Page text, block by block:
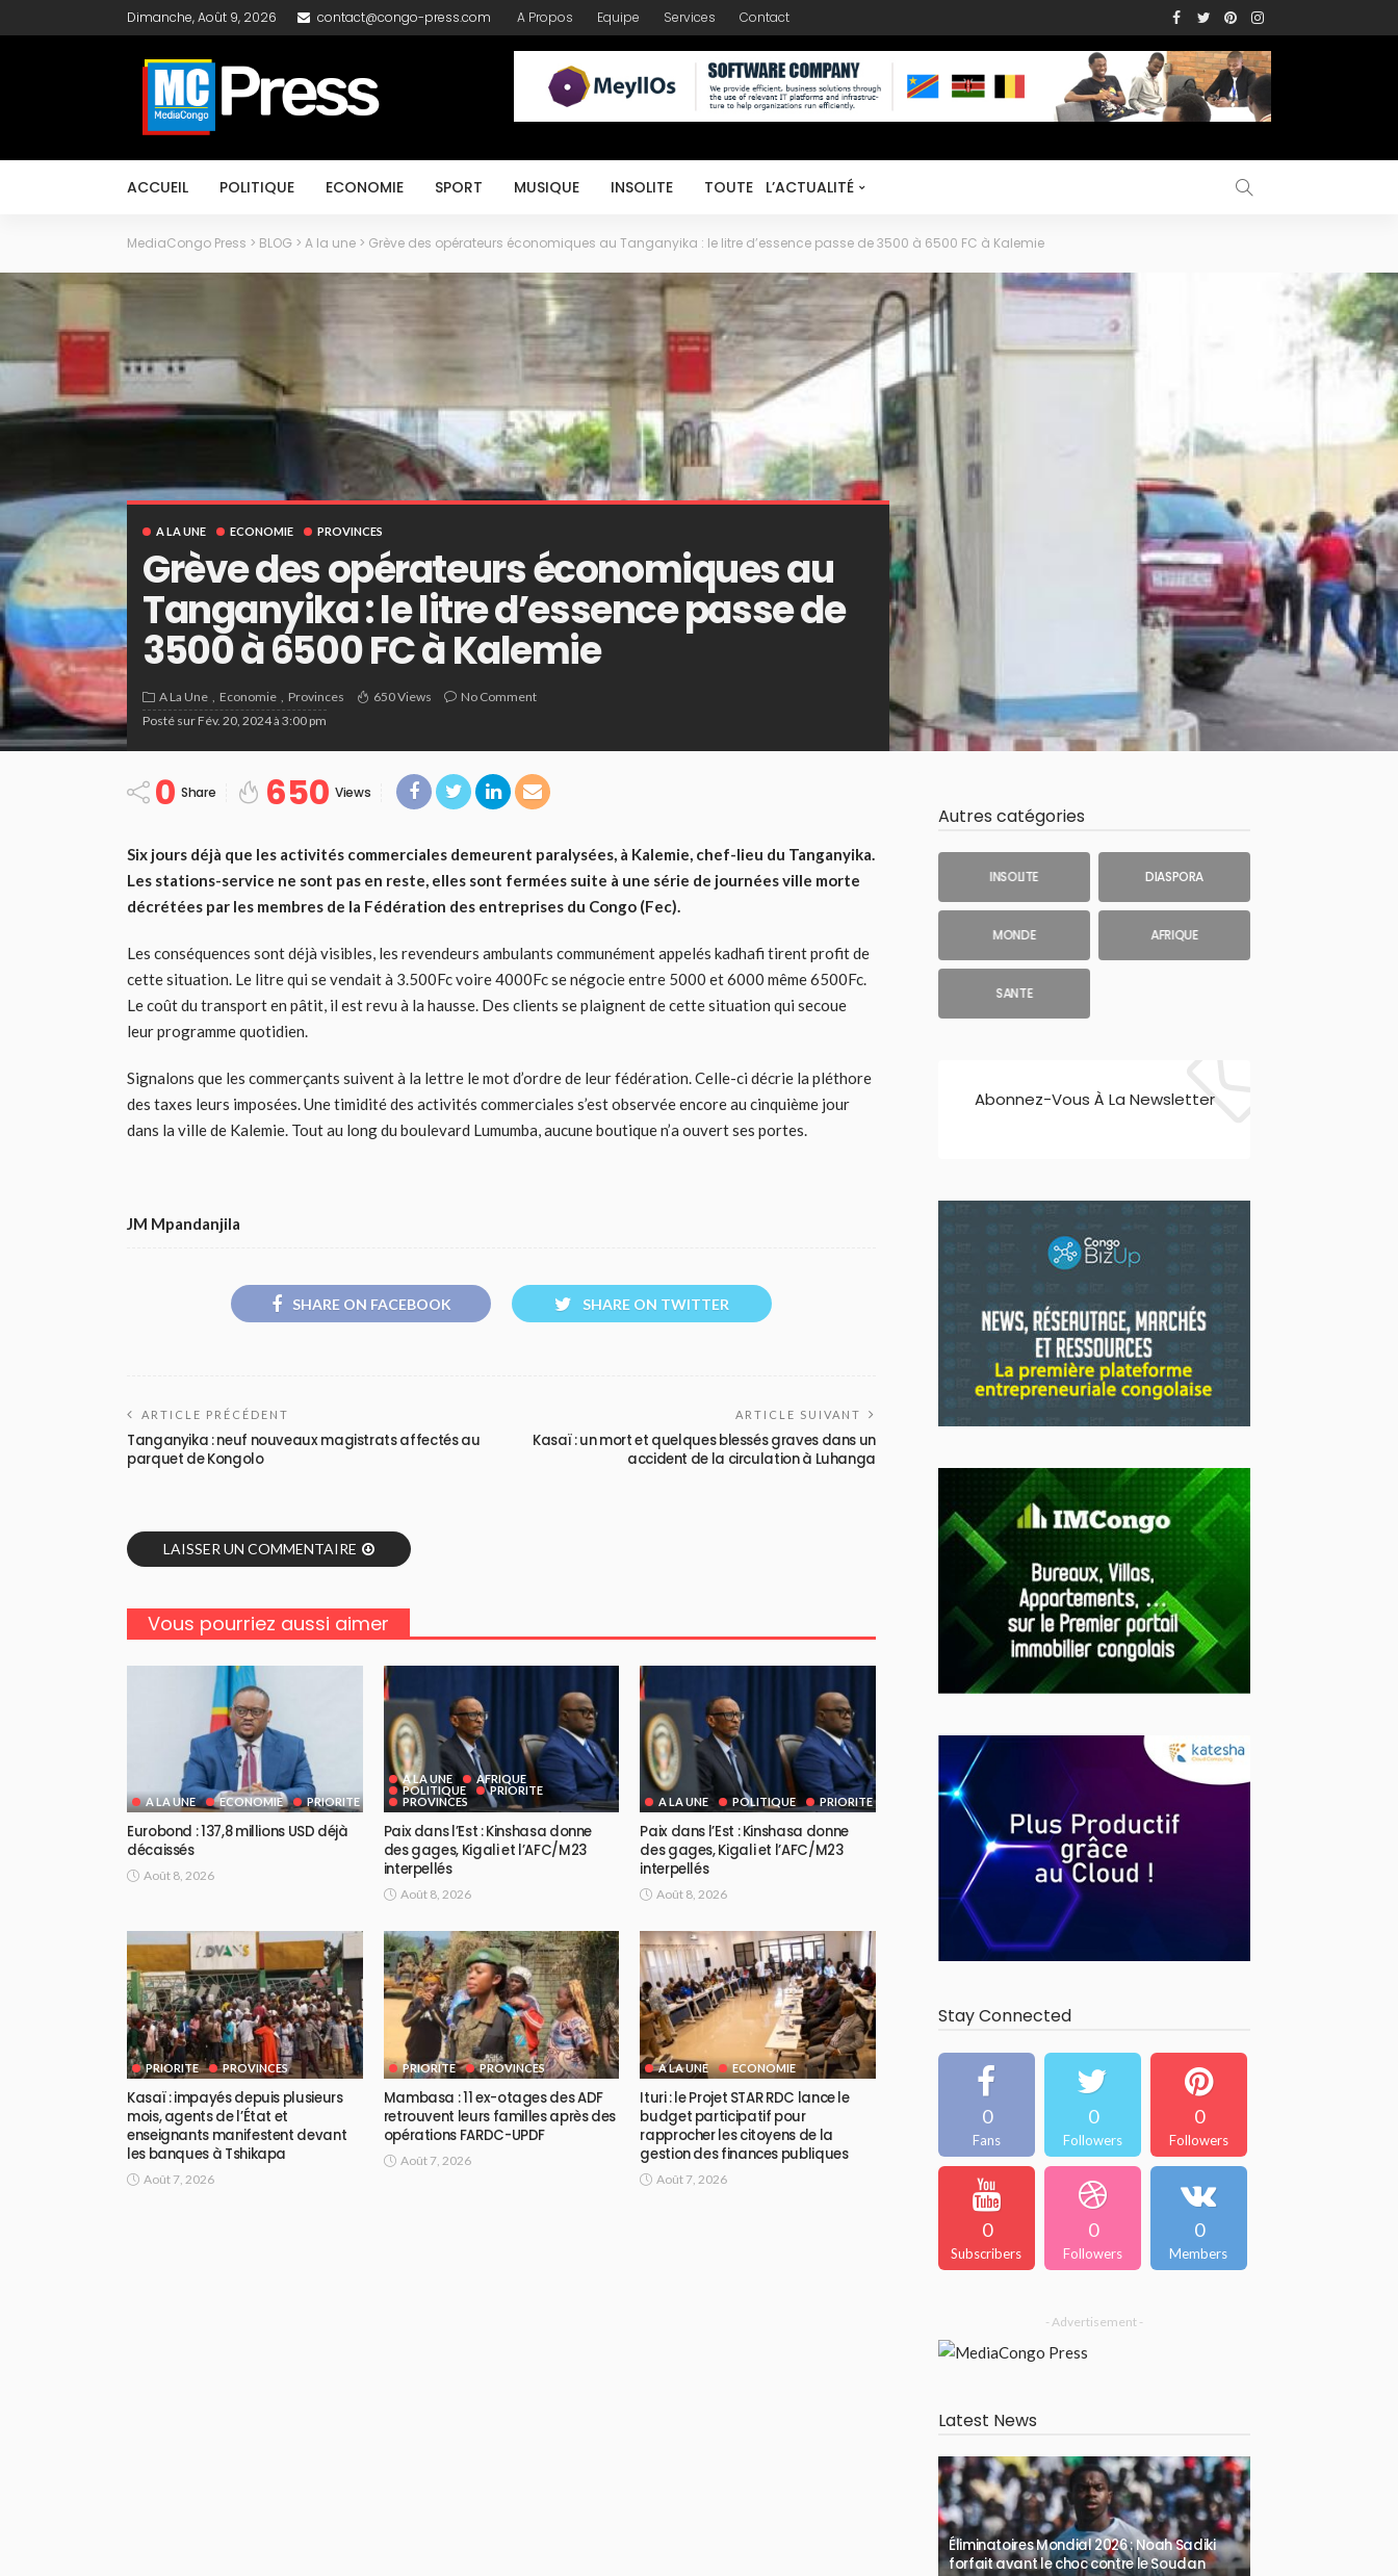
Dimanche, Août 9, 2026 contact@congo-press.com A Propos Equipe Services Contact
ACCUEIL POLITIQUE ECONOMIE SPORT MUSIQUE INSOLITE TOUTE L’ACTUALITÉ
MediaCongo Press > BLOG > A la une > Grève des opérateurs économiques au Tanganyika : le litre d’essence passe de 3500 à 6500 FC à Kalemie
A LA UNE ECONOMIE PROVINCES
Grève des opérateurs économiques au
Tanganyika : le litre d’essence passe de
3500 à 6500 FC à Kalemie
A La Une Economie Provinces 650 Views
No Comment
Posté sur Fév. 20, 2024 à 3:00 pm
0 Share 650 Views
Six jours déjà que les activités commerciales demeurent paralysées, à Kalemie, chef-lieu du Tanganyika.
Les stations-service ne sont pas en reste, elles sont fermées suite à une série de journées ville morte
décrétées par les membres de la Fédération des entreprises du Congo (Fec).
Les conséquences sont déjà visibles, les revendeurs ambulants communément appelés kadhafi tirent profit de
cette situation. Le litre qui se vendait à 3.500Fc voire 4000Fc se négocie entre 5000 et 6000 même 6500Fc.
Le coût du transport en pâtit, il est revu à la hausse. Des clients se plaignent de cette situation qui secoue
leur programme quotidien.
Signalons que les commerçants suivent à la lettre le mot d’ordre de leur fédération. Celle-ci décrie la pléthore
des taxes leurs imposées. Une timidité des activités commerciales s’est observée encore au cinquième jour
dans la ville de Kalemie. Tout au long du boulevard Lumumba, aucune boutique n’a ouvert ses portes.
JM Mpandanjila
SHARE ON FACEBOOK SHARE ON TWITTER
ARTICLE PRÉCÉDENT
Tanganyika : neuf nouveaux magistrats affectés au
parquet de Kongolo
ARTICLE SUIVANT
Kasaï : un mort et quelques blessés graves dans un
accident de la circulation à Luhanga
LAISSER UN COMMENTAIRE
Vous pourriez aussi aimer
A LA UNE ECONOMIE PRIORITE
Eurobond : 137,8 millions USD déjà
décaissés
Août 8, 2026
A LA UNE
AFRIQUE
POLITIQUE
PRIORITE
PROVINCES
Paix dans l’Est : Kinshasa donne
des gages, Kigali et l’AFC/M23
interpellés
Août 8, 2026
A LA UNE POLITIQUE PRIORITE
Paix dans l’Est : Kinshasa donne
des gages, Kigali et l’AFC/M23
interpellés
Août 8, 2026
PRIORITE PROVINCES
Kasaï : impayés depuis plusieurs
mois, agents de l’État et
enseignants manifestent devant
les banques à Tshikapa
Août 7, 2026
PRIORITE PROVINCES
Mambasa : 11 ex-otages des ADF
retrouvent leurs familles après des
opérations FARDC-UPDF
Août 7, 2026
A LA UNE ECONOMIE
Ituri : le Projet STAR RDC lance le
budget participatif pour
rapprocher les citoyens de la
gestion des finances publiques
Août 7, 2026
Autres catégories
INSOLITE DIASPORA
MONDE AFRIQUE
SANTE
Abonnez-Vous À La Newsletter
Stay Connected
0
Fans
0
Followers
0
Followers
0
Subscribers
0
Followers
0
Members
- Advertisement -
Latest News
Éliminatoires Mondial 2026 : Noah Sadiki
forfait avant le choc contre le Soudan